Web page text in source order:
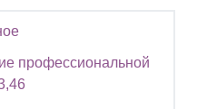
профессиональной